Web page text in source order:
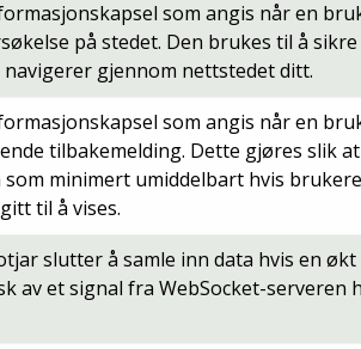
som angis når en
på stedet. Den brukes til å
gjennom nettstedet ditt.
som angis når en
tilbakemelding. Dette gjøres slik
som minimert umiddelbart hvis
til å vises.
slutter å samle inn data hvis en
av et signal fra WebSocket-